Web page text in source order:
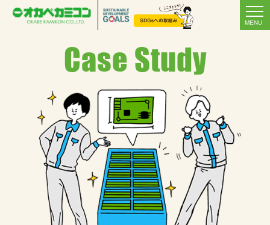
MENU
Case Study